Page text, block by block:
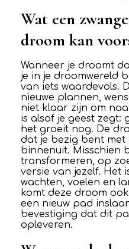
Wat een
droom kan
Wanneer je droomt
je in je droomwereld
van iets waardevols.
nieuwe plannen,
niet klaar zijn om
is alsof je geest zegt:
het groeit nog. De
dat je bezig bent
binnenuit. Misschien
transformeren, op
versie van jezelf. Het
wachten, voelen en
komt deze droom
een nieuw pad
bevestiging dat dit
opleveren.